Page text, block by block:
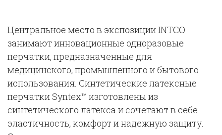
Центральное место в экспозиции INTCO
занимают инновационные одноразовые
перчатки, предназначенные для
медицинского, промышленного и бытового
использования. Синтетические латексные
перчатки Syntex™ изготовлены из
синтетического латекса и сочетают в себе
эластичность, комфорт и надежную защиту.